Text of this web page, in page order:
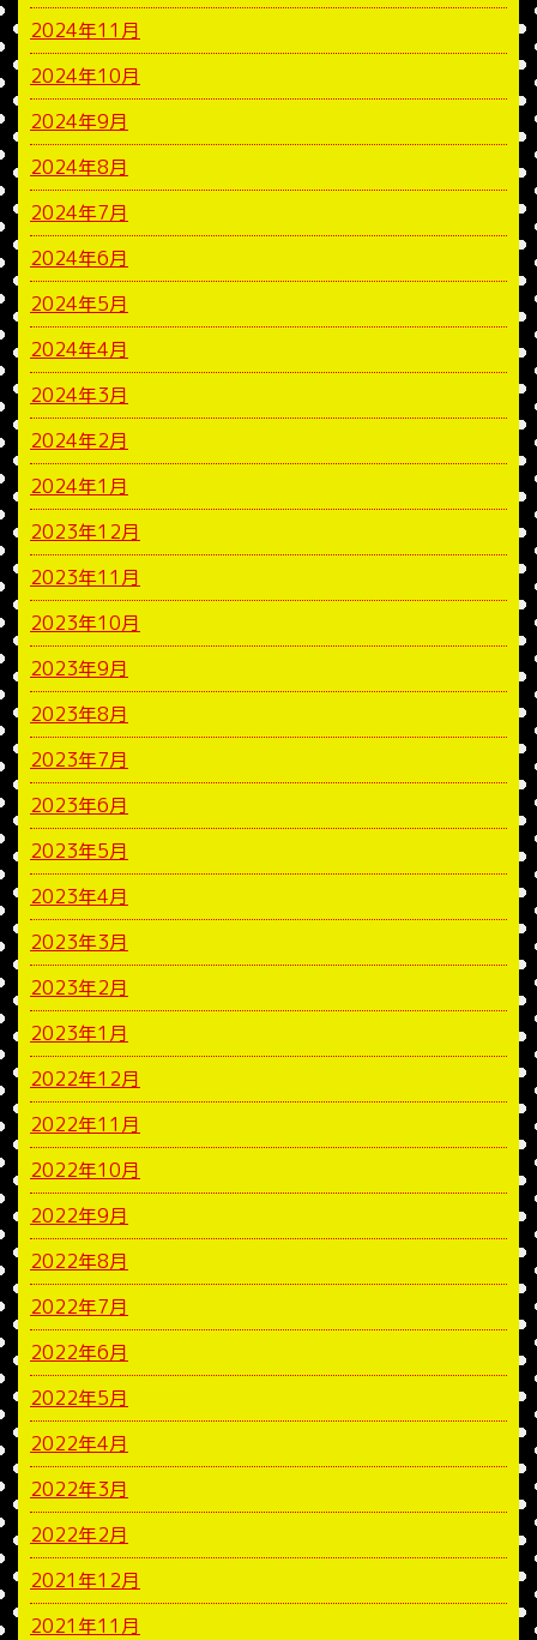
2024年11月
2024年10月
2024年9月
2024年8月
2024年7月
2024年6月
2024年5月
2024年4月
2024年3月
2024年2月
2024年1月
2023年12月
2023年11月
2023年10月
2023年9月
2023年8月
2023年7月
2023年6月
2023年5月
2023年4月
2023年3月
2023年2月
2023年1月
2022年12月
2022年11月
2022年10月
2022年9月
2022年8月
2022年7月
2022年6月
2022年5月
2022年4月
2022年3月
2022年2月
2021年12月
2021年11月